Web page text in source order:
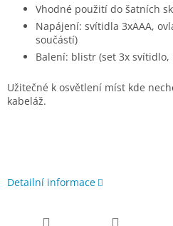
Vhodné použití do šatních
Napájení: svítidla 3xAAA,
součástí)
Balení: blistr (set 3x svítidlo,
Užitečné k osvětlení míst kde
kabeláž.
Detailní informace